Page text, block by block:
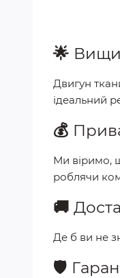
🌟
Двигун
ідеальний
💰
Ми віримо,
роблячи
🚚
Де б ви не
🛡️